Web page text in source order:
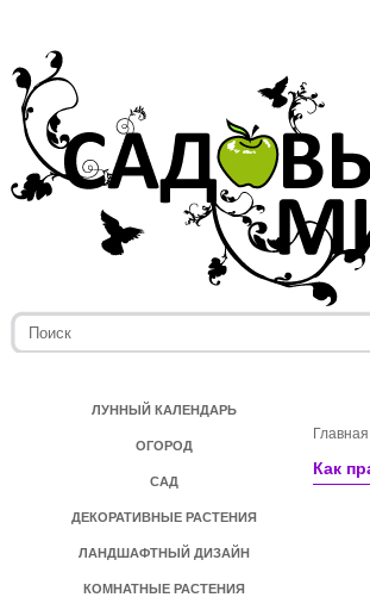
ЛУННЫЙ КАЛЕНДАРЬ
ОГОРОД
САД
ДЕКОРАТИВНЫЕ РАСТЕНИЯ
ЛАНДШАФТНЫЙ ДИЗАЙН
КОМНАТНЫЕ РАСТЕНИЯ
Главная
Как